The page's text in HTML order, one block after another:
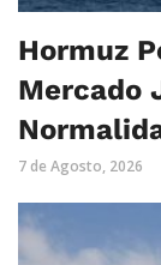
Hormuz
Mercado
7 de Agosto, 2026